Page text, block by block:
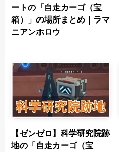
ートの「自走カーゴ（宝
箱）」の場所まとめ｜ラマ
ニアンホロウ
【ゼンゼロ】科学研究院跡
地の「自走カーゴ（宝